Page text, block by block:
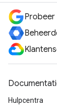
Hulpcentra